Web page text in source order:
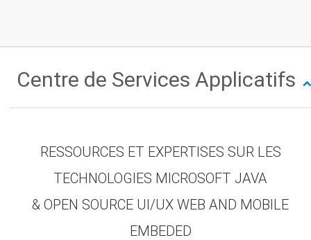
Centre de Services Applicatifs
RESSOURCES ET EXPERTISES SUR LES
TECHNOLOGIES MICROSOFT JAVA
& OPEN SOURCE UI/UX WEB AND MOBILE
EMBEDED